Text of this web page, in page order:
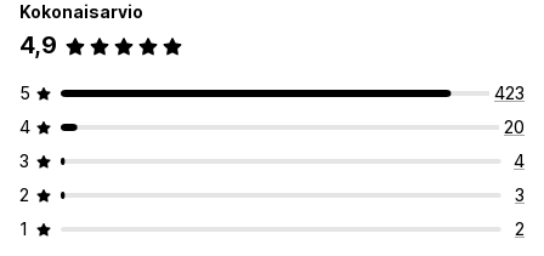
Kokonaisarvio
4,9
5
423
4
20
3
4
2
3
1
2